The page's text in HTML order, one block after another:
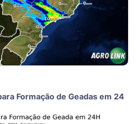
Formação de Geadas em 24